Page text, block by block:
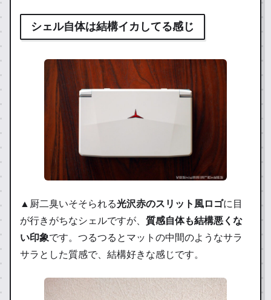
シェル自体は結構イカしてる感じ
▲厨二臭いそそられる光沢赤のスリット風ロゴに目
が行きがちなシェルですが、 質感自体も結構悪くな
い印象です。つるつるとマットの中間のようなサラ
サラとした質感で、結構好きな感じです。